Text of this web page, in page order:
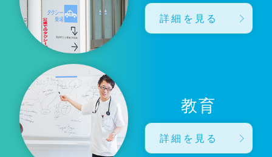
詳細を見る
教育
詳細を見る